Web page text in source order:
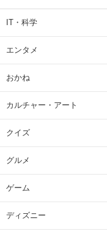
IT・科学
エンタメ
おかね
カルチャー・アート
クイズ
グルメ
ゲーム
ディズニー